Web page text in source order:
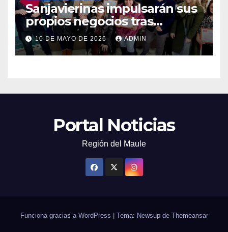
Sanjavierinas impulsarán sus
propios negocios tras
capacitarse junto al FOSIS
10 DE MAYO DE 2026 ADMIN
Portal Noticias
Región del Maule
Funciona gracias a WordPress Tema: Newsup de Themeansar